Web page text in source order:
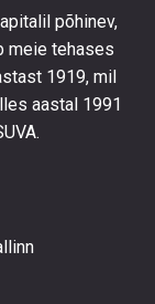
põhinev,
meie tehases
1919, mil
aastal 1991